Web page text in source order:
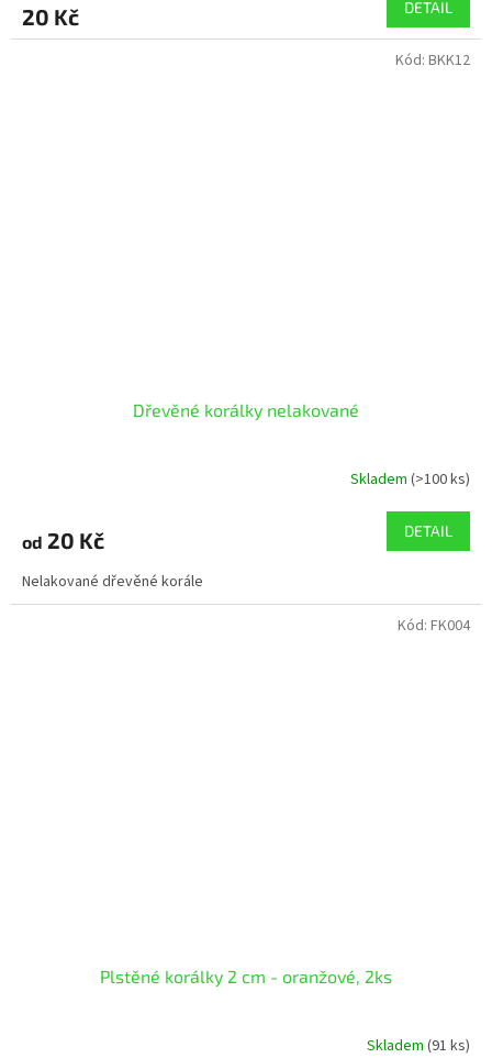
20 Kč DETAIL
Dřevěné korálky nelakované
Skladem (>100 ks)
od 20 Kč DETAIL
Nelakované dřevěné korále
Kód: BKK12
Plstěné korálky 2 cm - oranžové, 2ks
Skladem (91 ks)
Kód: FK004